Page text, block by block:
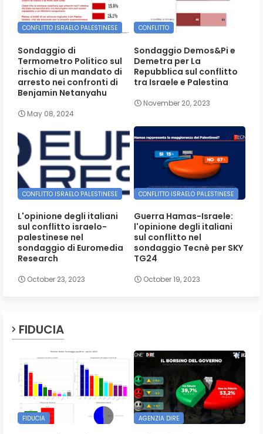
CONFLITTO ISRAELO PALESTINESE
Sondaggio di
Termometro Politico sul
rischio di un mandato di
arresto nei confronti di
Benjamin Netanyahu
May 08, 2024
CONFLITTO
Sondaggio Demos&Pi e
Demetra per La
Repubblica sul conflitto
tra Israele e Palestina
November 20, 2023
CONFLITTO ISRAELO PALESTINESE
L'opinione degli italiani
sul conflitto israelo-
palestinese nel
sondaggio di Euromedia
Research
October 23, 2023
CONFLITTO ISRAELO PALESTINESE
Guerra Hamas-Israele:
l'opinione degli italiani
sul conflitto nel
sondaggio Tecnè per SKY
TG24
October 19, 2023
FIDUCIA
FIDUCIA AGENZIA DIRE